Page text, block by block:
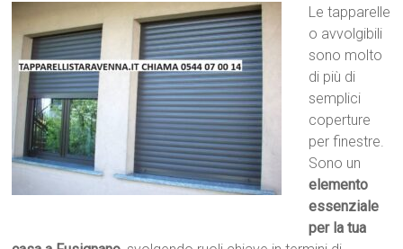
Le tapparelle
o avvolgibili
sono molto
di più di
semplici
coperture
per finestre.
Sono un
elemento
essenziale
per la tua